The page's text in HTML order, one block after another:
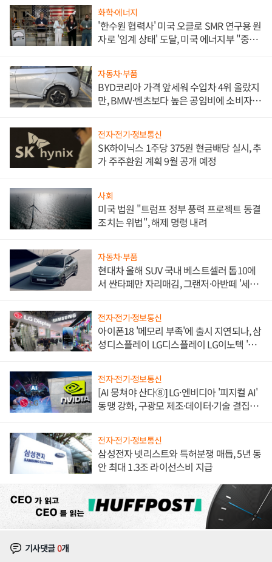
화학·에너지
'한수원 협력사' 미국 오클로 SMR 연구용 원
자로 '임계 상태' 도달, 미국 에너지부 "중요
자동차·부품
BYD코리아 가격 앞세워 수입차 4위 올랐지
만, BMW·벤츠보다 높은 공임비에 소비자
전자·전기·정보통신
SK하이닉스 1주당 375원 현금배당 실시, 추
가 주주환원 계획 9월 공개 예정
사회
미국 법원 "트럼프 정부 풍력 프로젝트 동결
조치는 위법", 해제 명령 내려
자동차·부품
현대차 올해 SUV 국내 베스트셀러 톱10에
서 싼타페만 자리매김, 그랜저·아반떼 '세단
전자·전기·정보통신
아이폰18 '메모리 부족'에 출시 지연되나, 삼
성디스플레이 LG디스플레이 LG이노텍 '탈
전자·전기·정보통신
[AI 뭉쳐야 산다⑧] LG·엔비디아 '피지컬 AI'
동맹 강화, 구광모 제조·데이터·기술 결집
전자·전기·정보통신
삼성전자 넷리스트와 특허분쟁 매듭, 5년 동
안 최대 1.3조 라이선스비 지급
기사댓글0개